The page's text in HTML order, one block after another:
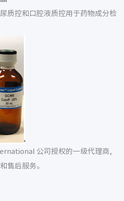
质控和口腔液质控用于药物成分检
公司授权的一级代理商,
售后服务。